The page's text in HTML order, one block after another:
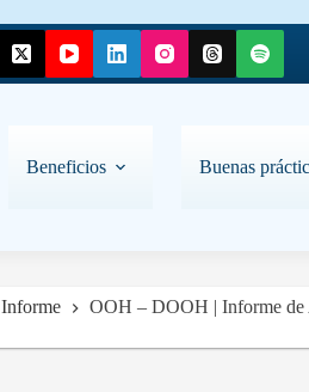
Beneficios Buenas
Informe
OOH – DOOH | Informe de